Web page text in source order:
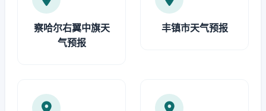
察哈尔右翼中旗天
气预报
丰镇市天气预报